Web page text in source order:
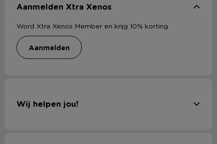
Aanmelden Xtra Xenos
Word Xtra Xenos Member en krijg 10% korting
aanmelden
Wij helpen jou!